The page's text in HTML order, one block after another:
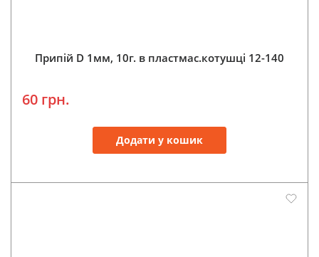
Припій D 1мм, 10г. в пластмас.котушці 12-140
60 грн.
Додати у кошик